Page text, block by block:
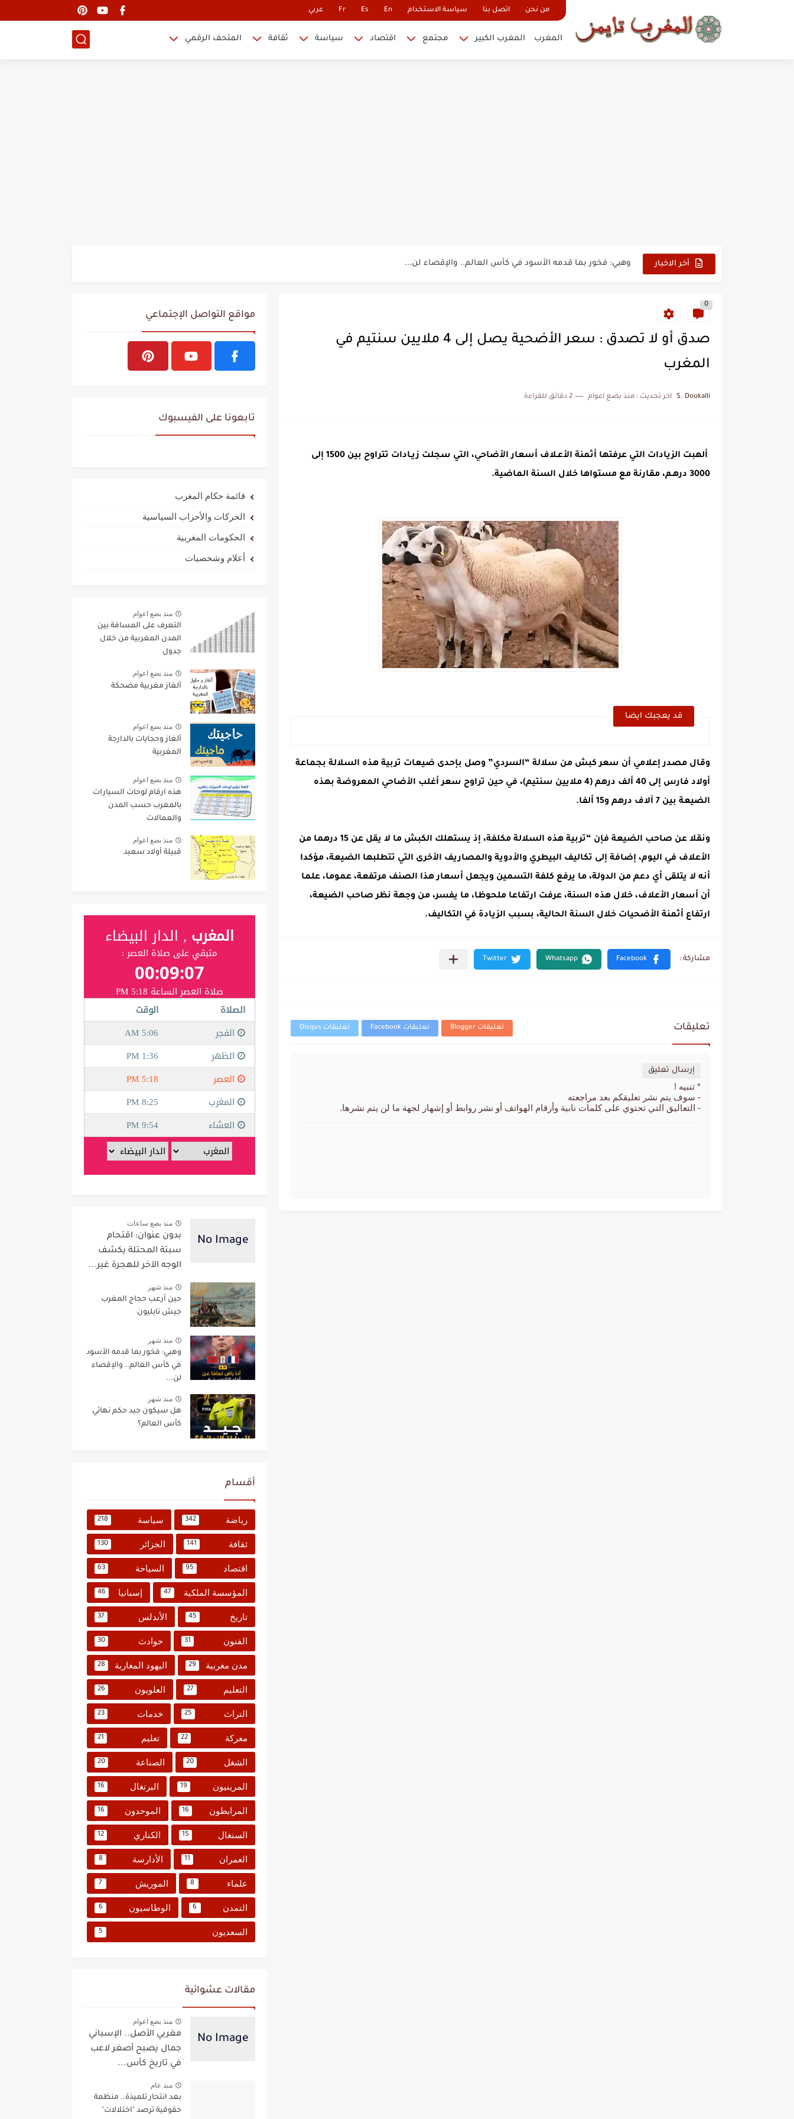
من نحن اتصل بنا سياسة الاستخدام En
Es
Fr عربي
المغرب المغرب الكبير مجتمع اقتصاد سياسة ثقافة المتحف الرقمي
أخر الاخبار وهبي: فخور بما قدمه الأسود في كأس العالم.. والإقصاء لن...
كتاب جديد لدريانكور يفضح أساطير وخزعبلات نظام العسكر ويعيد قراءة...
0
صدق أو لا تصدق : سعر الأضحية يصل إلى 4 ملايين سنتيم في
المغرب
S. Doukalli اخر تحديث : منذ بضع اعوام 2 دقائق للقراءة
ألهبت الزيادات التي عرفتها أثمنة الأعـلاف أسعار الأضاحي، التي سجلت زيـادات تتراوح بين 1500 إلى
3000 درهـم، مقارنة مع مستواها خلال السنة الماضية.
قد يعجبك ايضا
وقال مصدر إعلامي أن سعر كبش من سلالة “السردي” وصل بإحدى ضيعات تربية هذه السلالة بجماعة
أولاد فارس إلى 40 ألف درهم (4 ملايين سنتيم)، في حين تراوح سعر أغلب الأضاحي المعروضة بهذه
الضيعة بين 7 آلاف درهم و15 ألفا.
ونقلا عن صاحب الضيعة فإن “تربية هذه السلالة مكلفة، إذ يستهلك الكبش ما لا يقل عن 15 درهما من
الأعلاف في اليوم، إضافة إلى تكاليف البيطري والأدوية والمصاريف الأخرى التي تتطلبها الضيعة، مؤكدا
أنه لا يتلقى أي دعم من الدولة، ما يرفع كلفة التسمين ويجعل أسعار هذا الصنف مرتفعة، عموما، علما
أن أسعار الأعلاف، خلال هذه السنة، عرفت ارتفاعا ملحوظا، ما يفسر، من وجهة نظر صاحب الضيعة،
ارتفاع أثمنة الأضحيات خلال السنة الحالية، بسبب الزيادة في التكاليف.
تعليقات تعليقات Blogger تعليقات Facebook تعليقات Disqus
إرسال تعليق
* تنبيه !
- سوف يتم نشر تعليقكم بعد مراجعته
- التعاليق التي تحتوي على كلمات نابية وأرقام الهواتف أو نشر روابط أو إشهار لجهة ما لن يتم نشرها.
مواقع التواصل الإجتماعي
تابعونا على الفيسبوك
قائمة حكام المغرب
الحركات والأحزاب السياسية
الحكومات المغربية
أعلام وشخصيات
منذ بضع اعوام
التعرف على المسافة بين
المدن المغربية من خلال
جدول
منذ بضع اعوام
ألغاز مغربية مضحكة
منذ بضع اعوام
ألغاز وحجايات بالدارجة
المغربية
منذ بضع اعوام
هذه ارقام لوحات السيارات
بالمغرب حسب المدن
والعمالات
منذ بضع اعوام
قبيلة أولاد سعيد
منذ بضع ساعات
بدون عنوان: اقتحام
سبتة المحتلة يكشف
الوجه الآخر للهجرة غير...
منذ شهر
حين أرعب حجاج المغرب
جيش نابليون
منذ شهر
وهبي: فخور بما قدمه الأسود
في كأس العالم.. والإقصاء
لن...
منذ شهر
هل سيكون جيد حكم نهائي
كأس العالم؟
أقسام
رياضة 342 سياسة 218
ثقافة 141 الجزائر 130
اقتصاد 95 السياحة 63
المؤسسة الملكية 47 إسبانيا 46
تاريخ 45 الأندلس 37
الفنون 31 حوادث 30
مدن مغربية 29 اليهود المغاربة 28
التعليم 27 العلويون 26
التراث 25 خدمات 23
معركة 22 تعليم 21
الشغل 20 الصناعة 20
المرينيون 19 البرتغال 16
المرابطون 16 الموحدون 16
السنغال 15 الكناري 12
العمران 11 الأدارسة 8
علماء 8 الموريش 7
التمدن 6 الوطاسيون 6
السعديون 5
مقالات عشوائية
منذ بضع اعوام
مغربي الأصل.. الإسباني
جمال يصبح أصغر لاعب
في تاريخ كأس...
منذ عام
بعد انتحار تلميذة.. منظمة
حقوقية ترصد "اختلالات"